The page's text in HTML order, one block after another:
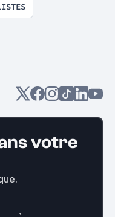
votre